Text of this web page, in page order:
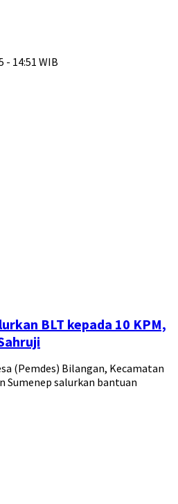
- 14:51 WIB
BLT kepada 10 KPM,
(Pemdes) Bilangan, Kecamatan
Sumenep salurkan bantuan